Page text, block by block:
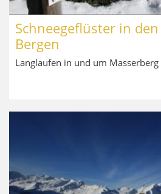
Schneegeflüster in
Bergen
Langlaufen in und um Masserberg